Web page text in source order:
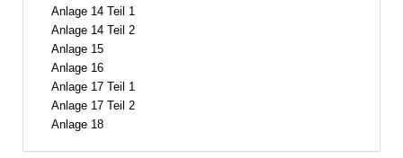
Anlage 14 Teil 1
Anlage 14 Teil 2
Anlage 15
Anlage 16
Anlage 17 Teil 1
Anlage 17 Teil 2
Anlage 18